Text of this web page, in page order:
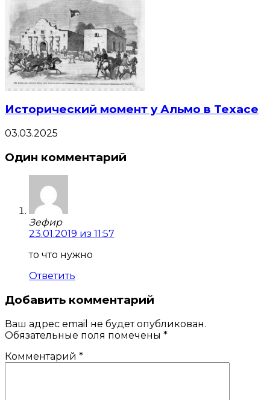
Исторический момент у Альмо в Техасе
03.03.2025
Один комментарий
Зефир
23.01.2019 из 11:57
то что нужно
Ответить
Добавить комментарий
Ваш адрес email не будет опубликован.
Обязательные поля помечены *
Комментарий *